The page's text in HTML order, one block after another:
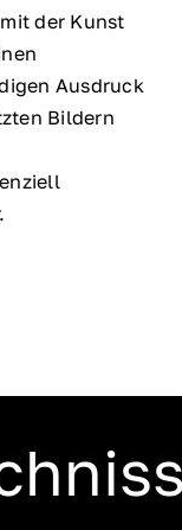
der Kunst
Ausdruck
Bildern